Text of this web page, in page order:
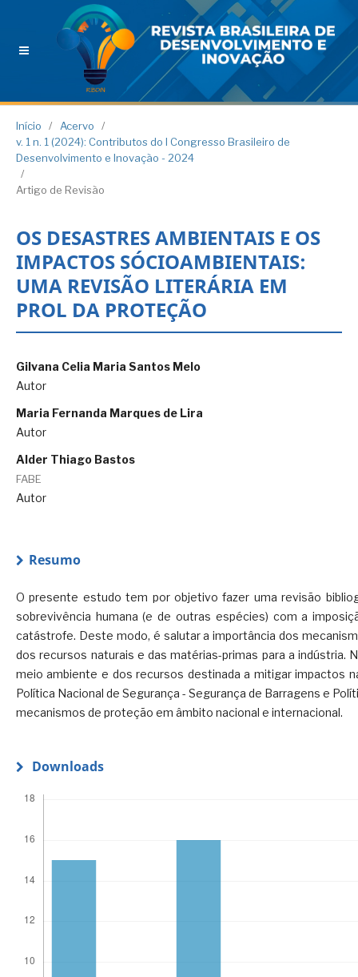
Início / Acervo
/
v. 1 n. 1 (2024): Contributos do I Congresso Brasileiro de
Desenvolvimento e Inovação - 2024
/
Artigo de Revisão
OS DESASTRES AMBIENTAIS E OS
IMPACTOS SÓCIOAMBIENTAIS:
UMA REVISÃO LITERÁRIA EM
PROL DA PROTEÇÃO
Gilvana Celia Maria Santos Melo
Autor
Maria Fernanda Marques de Lira
Autor
Alder Thiago Bastos
FABE
Autor
Resumo
O presente estudo tem por objetivo fazer uma revisão
sobrevivência humana (e de outras espécies) com a
catástrofe. Deste modo, é salutar a importância dos
dos recursos naturais e das matérias-primas para a
meio ambiente e dos recursos destinada a mitigar impactos
Política Nacional de Segurança - Segurança de Barragens e
mecanismos de proteção em âmbito nacional e internacional.
Downloads